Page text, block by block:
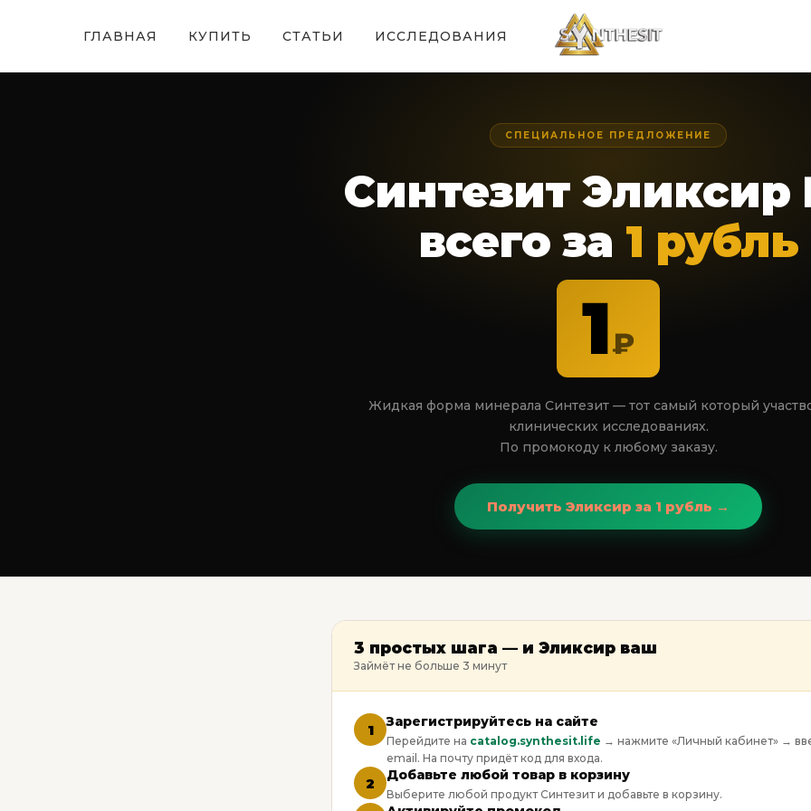
ГЛАВНАЯ КУПИТЬ СТАТЬИ ИССЛЕДОВАНИЯ
СПЕЦИАЛЬНОЕ ПРЕДЛОЖЕНИЕ
Синтезит Эликсир
всего за 1 рубль
1₽
Жидкая форма минерала Синтезит — тот самый который
клинических исследованиях.
По промокоду к любому заказу.
Получить Эликсир за 1 рубль →
3 простых шага — и Эликсир ваш
Займёт не больше 3 минут
1 Зарегистрируйтесь на сайте
Перейдите на catalog.synthesit.life → нажмите «Личный кабинет» →
email. На почту придёт код для входа.
2 Добавьте любой товар в корзину
Выберите любой продукт Синтезит и добавьте в корзину.